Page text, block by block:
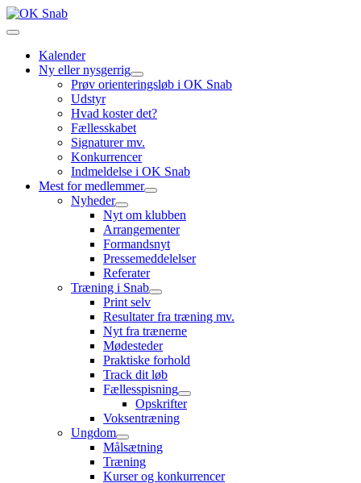
Kalender
Ny eller nysgerrig
Prøv orienteringsløb i OK Snab
Udstyr
Hvad koster det?
Fællesskabet
Signaturer mv.
Konkurrencer
Indmeldelse i OK Snab
Mest for medlemmer
Nyheder
Nyt om klubben
Arrangementer
Formandsnyt
Pressemeddelelser
Referater
Træning i Snab
Print selv
Resultater fra træning mv.
Nyt fra trænerne
Mødesteder
Praktiske forhold
Track dit løb
Fællesspisning
Opskrifter
Voksentræning
Ungdom
Målsætning
Træning
Kurser og konkurrencer